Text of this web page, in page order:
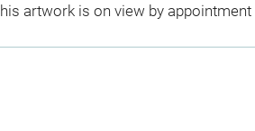
artwork is on view by